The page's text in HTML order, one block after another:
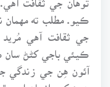
ڪيو. مطلب ته مهمان
جي ثقافت آهي
ڪيئي باجي کڻڻ سان
آئون هِن جي زندگي
هيءَ کرو انسان اچي